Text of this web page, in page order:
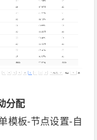
分配
模板-节点设置-自